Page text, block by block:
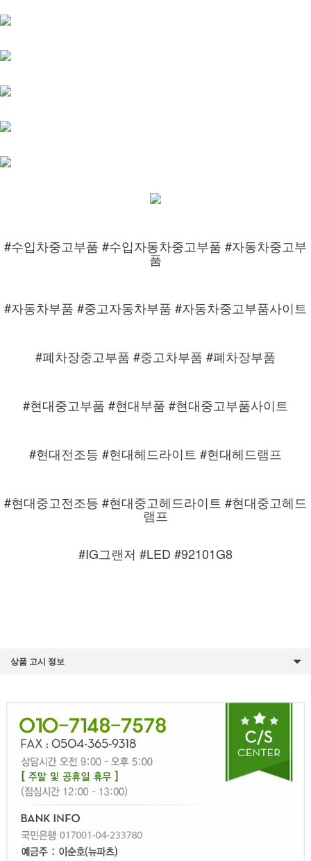
#수입차중고부품 #수입자동차중고부품 #자동차중고부
품
#자동차부품 #중고자동차부품 #자동차중고부품사이트
#폐차장중고부품 #중고차부품 #폐차장부품
#현대중고부품 #현대부품 #현대중고부품사이트
#현대전조등 #현대헤드라이트 #현대헤드램프
#현대중고전조등 #현대중고헤드라이트 #현대중고헤드
램프
#IG그랜저 #LED #92101G8
상품 고시 정보